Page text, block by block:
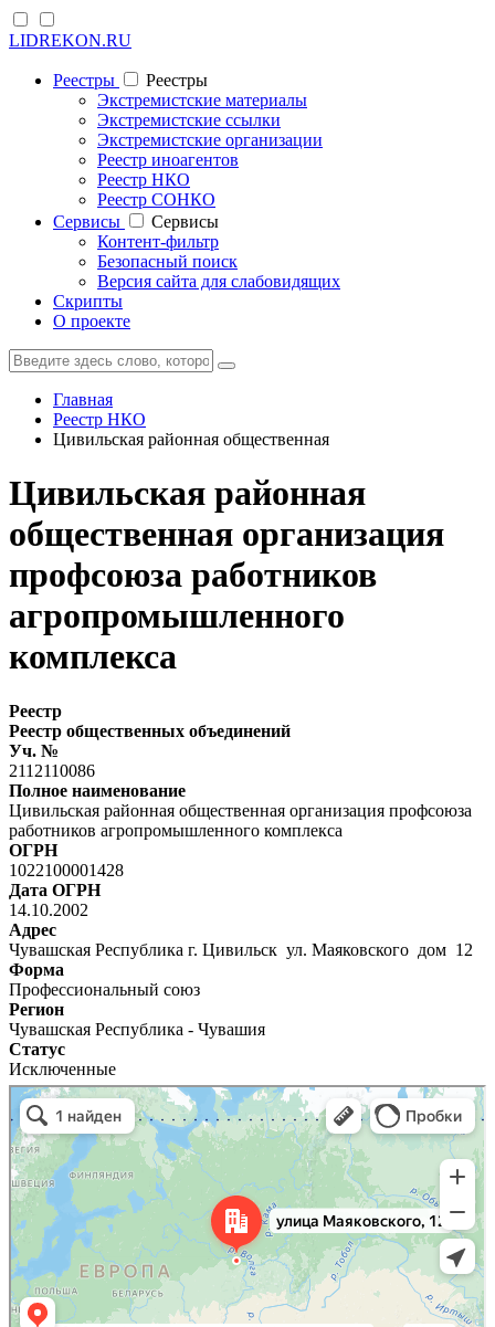
LIDREKON.RU
Реестры
Реестры
Экстремистские материалы
Экстремистские ссылки
Экстремистские организации
Реестр иноагентов
Реестр НКО
Реестр СОНКО
Cервисы
Cервисы
Контент-фильтр
Безопасный поиск
Версия сайта для слабовидящих
Скрипты
О проекте
Главная
Реестр НКО
Цивильская районная общественная
Цивильская районная
общественная организация
профсоюза работников
агропромышленного
комплекса
Реестр
Реестр общественных объединений
Уч. №
2112110086
Полное наименование
Цивильская районная общественная организация профсоюза
работников агропромышленного комплекса
ОГРН
1022100001428
Дата ОГРН
14.10.2002
Адрес
Чувашская Республика г. Цивильск ул. Маяковского дом 12
Форма
Профессиональный союз
Регион
Чувашская Республика - Чувашия
Статус
Исключенные